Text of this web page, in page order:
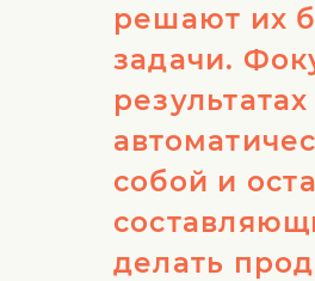
решают их
задачи.
результатах
собой и
делать